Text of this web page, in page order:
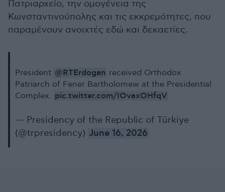
Πατριαρχείο, την ομογένεια της
Κωνσταντινούπολης και τις εκκρεμότητες, που
παραμένουν ανοιχτές εδώ και δεκαετίες.
President @RTErdogan received Orthodox
Patriarch of Fener Bartholomew at the Presidential
Complex. pic.twitter.com/IOvaxOHfqV
— Presidency of the Republic of Türkiye
(@trpresidency) June 16, 2026